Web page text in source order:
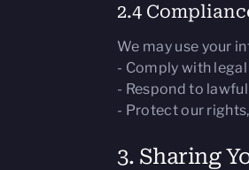
2.4
We may use your
- Comply with
- Respond to
- Protect our
3. Sharing